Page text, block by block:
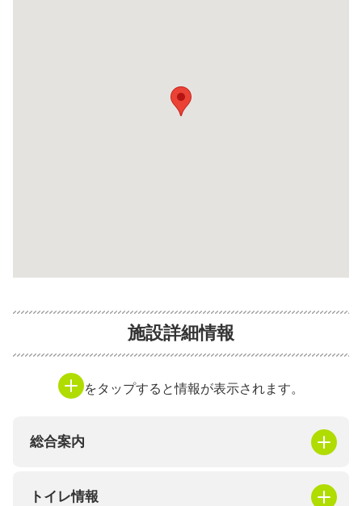
施設詳細情報
をタップすると情報が表示されます。
総合案内
トイレ情報